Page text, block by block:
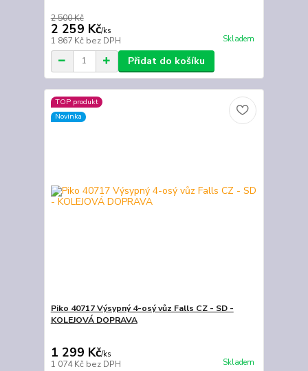
2 500 Kč
2 259 Kč/ks
1 867 Kč bez DPH Skladem
Přidat do košíku
TOP produkt
Novinka
Piko 40717 Výsypný 4-osý vůz Falls CZ - SD -
KOLEJOVÁ DOPRAVA
1 299 Kč/ks
1 074 Kč bez DPH Skladem